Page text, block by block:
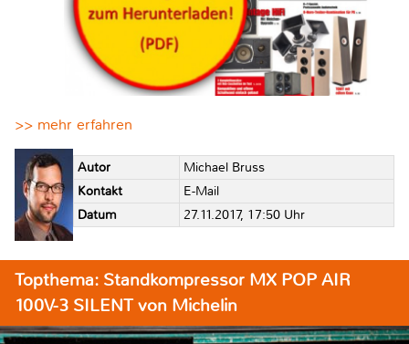
>> mehr erfahren
Autor
Michael Bruss
Kontakt
E-Mail
Datum
27.11.2017, 17:50 Uhr
Topthema: Standkompressor MX POP AIR
100V-3 SILENT von Michelin